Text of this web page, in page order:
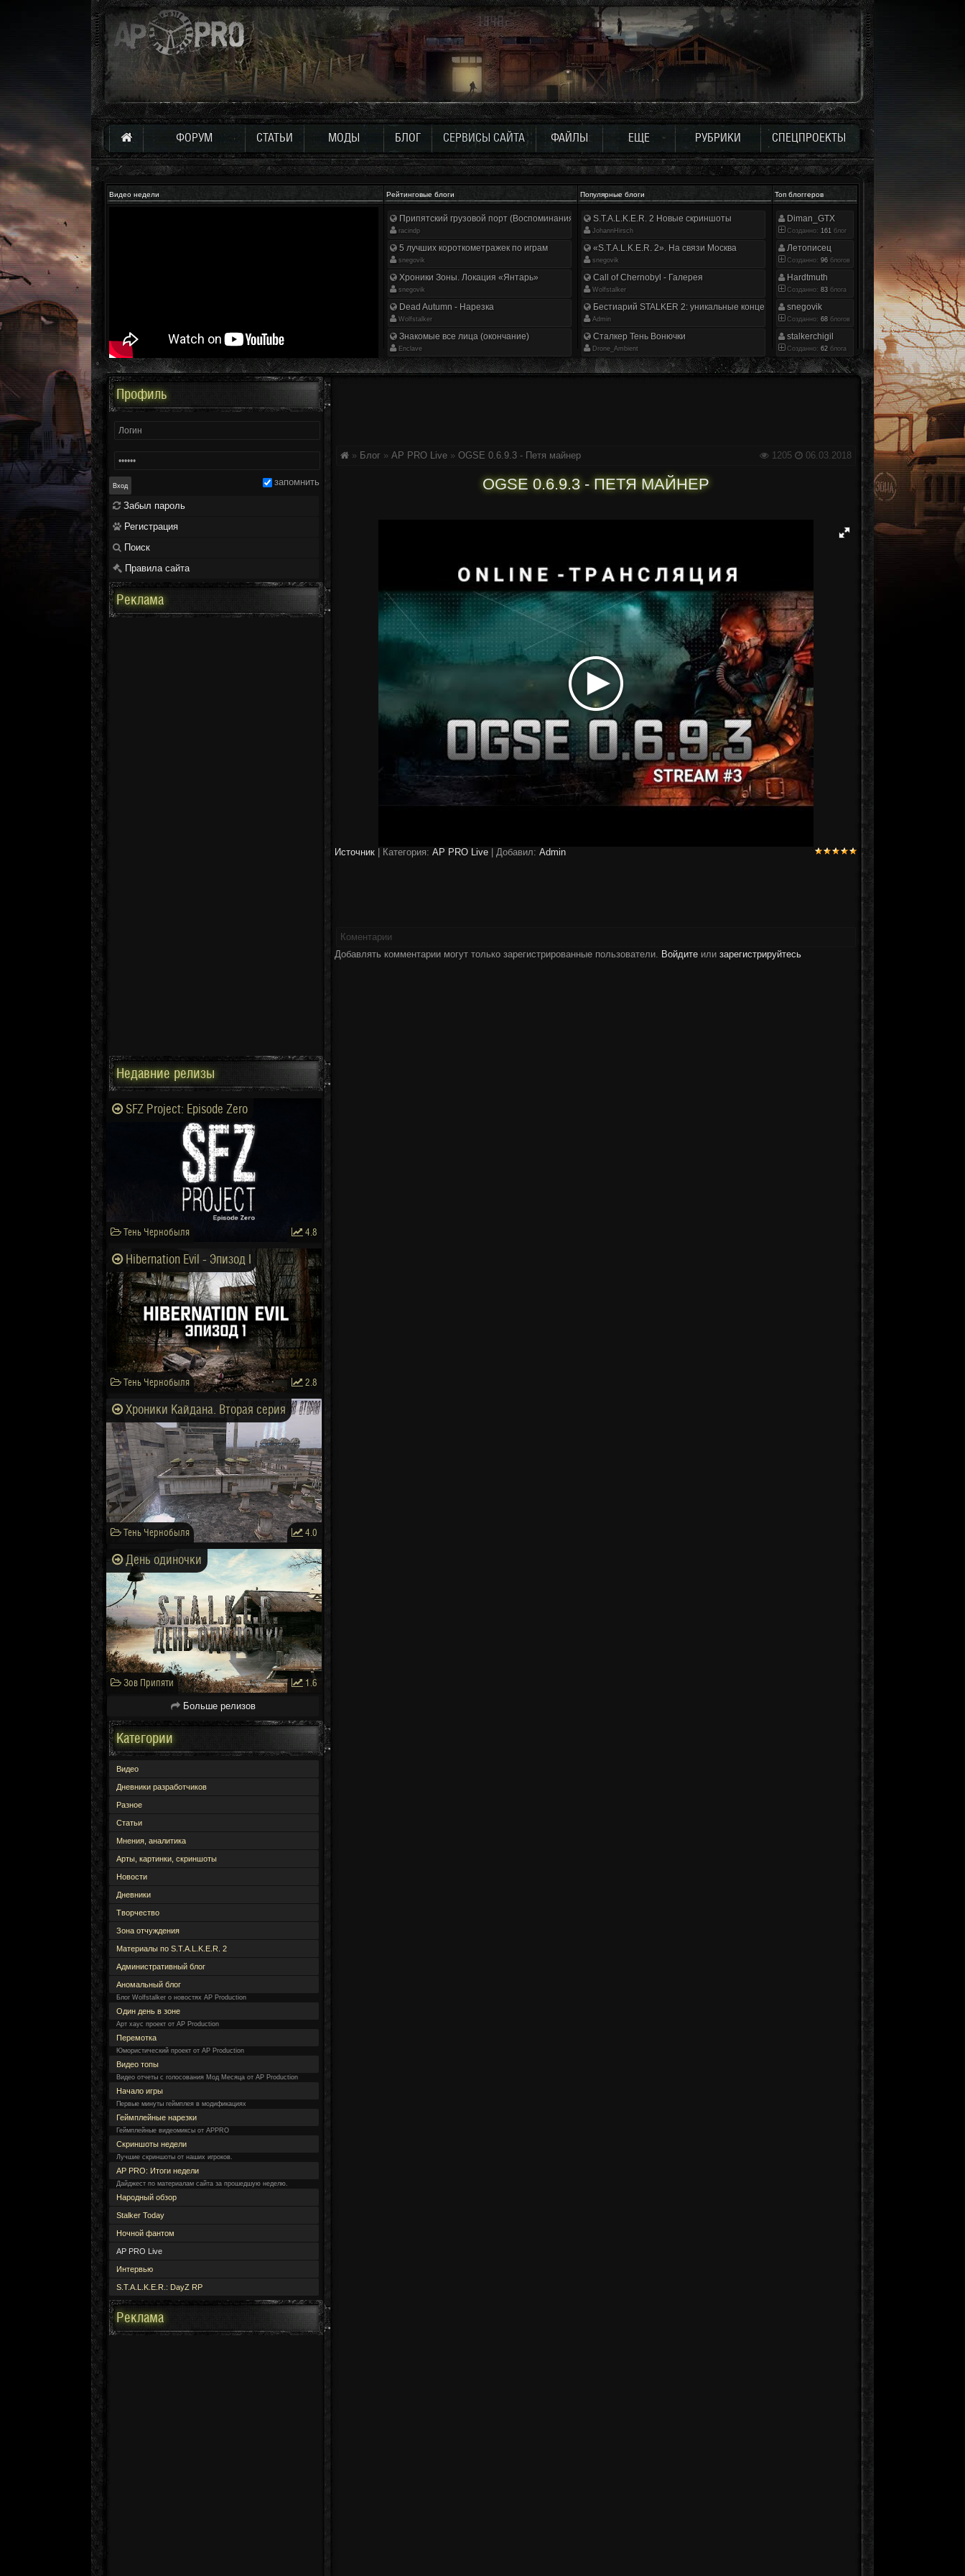
ФОРУМ СТАТЬИ МОДЫ БЛОГ СЕРВИСЫ САЙТА ФАЙЛЫ ЕЩЕ РУБРИКИ СПЕЦПРОЕКТЫ
Видео недели Рейтинговые блоги Популярные блоги Топ блоггеров
Припятский грузовой порт (Воспоминания ликвидатора)
racindp
5 лучших короткометражек по играм
snegovik
Хроники Зоны. Локация «Янтарь»
snegovik
Dead Autumn - Нарезка
Wolfstalker
Знакомые все лица (окончание)
Enclave
S.T.A.L.K.E.R. 2 Новые скриншоты
JohannHirsch
«S.T.A.L.K.E.R. 2». На связи Москва
snegovik
Call of Chernobyl - Галерея
Wolfstalker
Бестиарий STALKER 2: уникальные концепт-арты
Аdmin
Сталкер Тень Вонючки
Drone_Ambient
Diman_GTX
Созданно: 161 блог
Летописец
Созданно: 96 блогов
Hardtmuth
Созданно: 83 блога
snegovik
Созданно: 68 блогов
stalkerchigil
Созданно: 62 блога
1205 06.03.2018
» Блог » AP PRO Live » OGSE 0.6.9.3 - Петя майнер
OGSE 0.6.9.3 - ПЕТЯ МАЙНЕР
Источник Категория: AP PRO Live | Добавил: Аdmin
Коментарии
Добавлять комментарии могут только зарегистрированные пользователи. Войдите или зарегистрируйтесь
Профиль
запомнить
Забыл пароль
Регистрация
Поиск
Правила сайта
Реклама
Недавние релизы
SFZ Project: Episode Zero
Тень Чернобыля 4.8
Hibernation Evil - Эпизод I
Тень Чернобыля 2.8
Хроники Кайдана. Вторая серия
Тень Чернобыля 4.0
День одиночки
Зов Припяти 1.6
Больше релизов
Категории
Видео
Дневники разработчиков
Разное
Статьи
Мнения, аналитика
Арты, картинки, скриншоты
Новости
Дневники
Творчество
Зона отчуждения
Материалы по S.T.A.L.K.E.R. 2
Административный блог
Аномальный блог
Блог Wolfstalker о новостях AP Production
Один день в зоне
Арт хаус проект от AP Production
Перемотка
Юмористический проект от AP Production
Видео топы
Видео отчеты с голосования Мод Месяца от AP Production
Начало игры
Первые минуты геймплея в модификациях
Геймплейные нарезки
Геймплейные видеомиксы от APPRO
Скриншоты недели
Лучшие скриншоты от наших игроков.
AP PRO: Итоги недели
Дайджест по материалам сайта за прошедшую неделю.
Народный обзор
Stalker Today
Ночной фантом
AP PRO Live
Интервью
S.T.A.L.K.E.R.: DayZ RP
Реклама